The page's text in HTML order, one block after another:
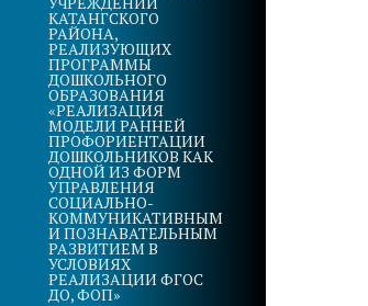
КАТАНГСКОГО
РАЙОНА,
РЕАЛИЗУЮЩИХ
ПРОГРАММЫ
ДОШКОЛЬНОГО
ОБРАЗОВАНИЯ
«РЕАЛИЗАЦИЯ
МОДЕЛИ РАННЕЙ
ПРОФОРИЕНТАЦИИ
ДОШКОЛЬНИКОВ КАК
ОДНОЙ ИЗ ФОРМ
УПРАВЛЕНИЯ
СОЦИАЛЬНО-
КОММУНИКАТИВНЫМ
И ПОЗНАВАТЕЛЬНЫМ
РАЗВИТИЕМ В
УСЛОВИЯХ
РЕАЛИЗАЦИИ ФГОС
ДО, ФОП»